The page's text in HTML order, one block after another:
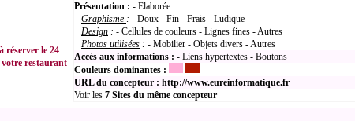
réserver le 24
votre restaurant
Présentation : - Elaborée
Graphisme : - Doux - Fin - Frais - Ludique
Design : - Cellules de couleurs - Lignes fines - Autres
Photos utilisées : - Mobilier - Objets divers - Autres
Accès aux informations : - Liens hypertextes - Boutons
Couleurs dominantes :
URL du concepteur : http://www.eureinformatique.fr
Voir les 7 Sites du même concepteur